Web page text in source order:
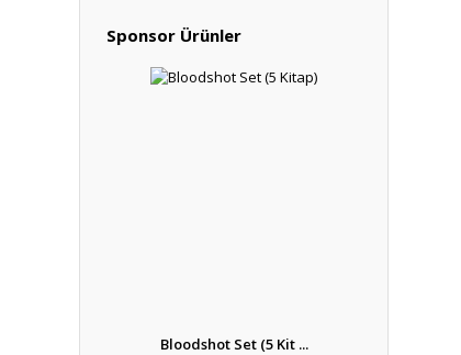
Sponsor Ürünler
Bloodshot Set (5 Kit ...